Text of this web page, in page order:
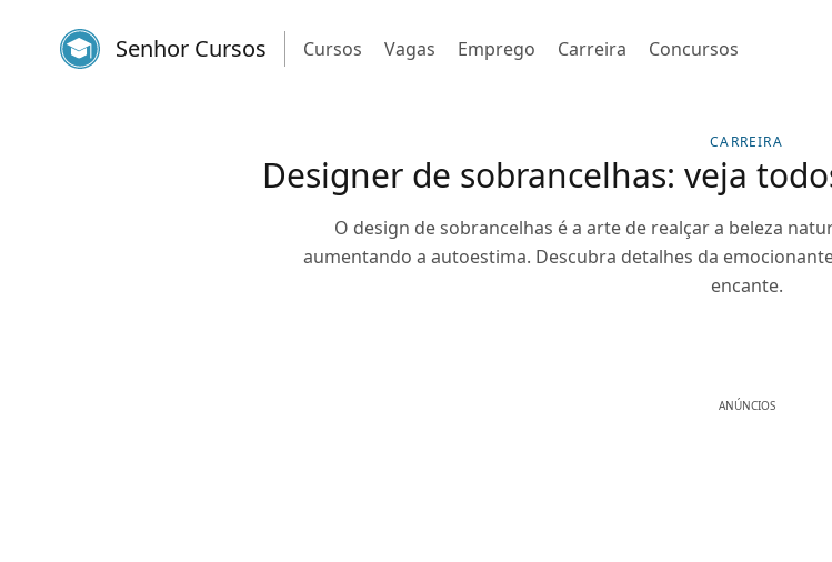
Senhor Cursos Cursos Vagas Emprego Carreira Concursos
CARREIRA
Designer de sobrancelhas: veja
O design de sobrancelhas é a arte de realçar a beleza
aumentando a autoestima. Descubra detalhes da
encante.
ANÚNCIOS